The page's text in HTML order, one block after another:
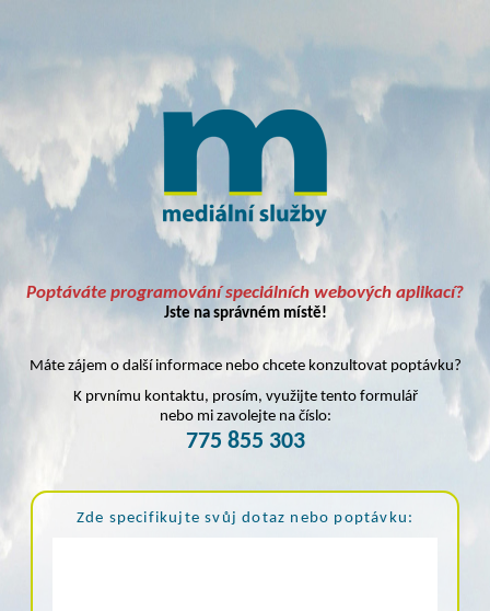
Poptáváte programování speciálních webových aplikací?
Jste na správném místě!
Máte zájem o další informace nebo chcete konzultovat poptávku?
K prvnímu kontaktu, prosím, využijte tento formulář
nebo mi zavolejte na číslo:
775 855 303
Zde specifikujte svůj dotaz nebo poptávku: